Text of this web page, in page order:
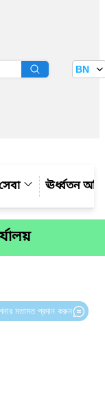
BN
ঊর্ধ্বতন
মতামত প্রদান করুন